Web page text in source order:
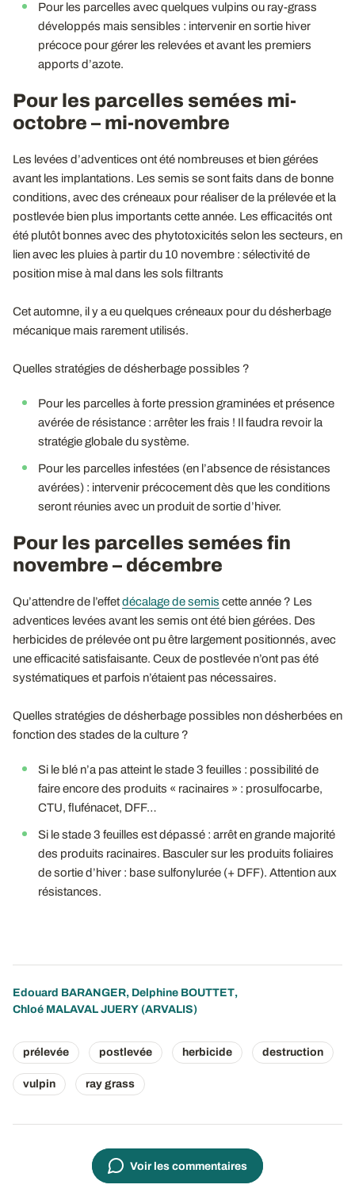
Pour les parcelles avec quelques vulpins ou ray-grass
développés mais sensibles : intervenir en sortie hiver
précoce pour gérer les relevées et avant les premiers
apports d’azote.
Pour les parcelles semées mi-
octobre – mi-novembre
Les levées d’adventices ont été nombreuses et bien gérées
avant les implantations. Les semis se sont faits dans de bonne
conditions, avec des créneaux pour réaliser de la prélevée et la
postlevée bien plus importants cette année. Les efficacités ont
été plutôt bonnes avec des phytotoxicités selon les secteurs, en
lien avec les pluies à partir du 10 novembre : sélectivité de
position mise à mal dans les sols filtrants
Cet automne, il y a eu quelques créneaux pour du désherbage
mécanique mais rarement utilisés.
Quelles stratégies de désherbage possibles ?
Pour les parcelles à forte pression graminées et présence
avérée de résistance : arrêter les frais ! Il faudra revoir la
stratégie globale du système.
Pour les parcelles infestées (en l’absence de résistances
avérées) : intervenir précocement dès que les conditions
seront réunies avec un produit de sortie d’hiver.
Pour les parcelles semées fin
novembre – décembre
Qu’attendre de l’effetdécalage de semis cette année ? Les
adventices levées avant les semis ont été bien gérées. Des
herbicides de prélevée ont pu être largement positionnés, avec
une efficacité satisfaisante. Ceux de postlevée n’ont pas été
systématiques et parfois n’étaient pas nécessaires.
Quelles stratégies de désherbage possibles non désherbées en
fonction des stades de la culture ?
Si le blé n’a pas atteint le stade 3 feuilles : possibilité de
faire encore des produits « racinaires » : prosulfocarbe,
CTU, flufénacet, DFF…
Si le stade 3 feuilles est dépassé : arrêt en grande majorité
des produits racinaires. Basculer sur les produits foliaires
de sortie d’hiver : base sulfonylurée (+ DFF). Attention aux
résistances.
Edouard BARANGER, Delphine BOUTTET,
Chloé MALAVAL JUERY (ARVALIS)
prélevée postlevée herbicide destruction
vulpin ray grass
Voir les commentaires